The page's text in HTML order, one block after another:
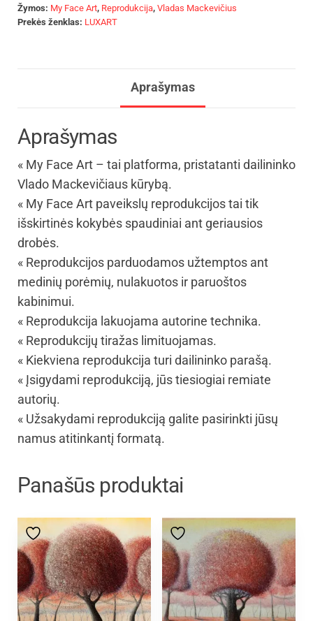
Žymos: My Face Art, Reprodukcija, Vladas Mackevičius
Prekės ženklas: LUXART
Aprašymas
Aprašymas
« My Face Art – tai platforma, pristatanti dailininko
Vlado Mackevičiaus kūrybą.
« My Face Art paveikslų reprodukcijos tai tik
išskirtinės kokybės spaudiniai ant geriausios
drobės.
« Reprodukcijos parduodamos užtemptos ant
medinių porėmių, nulakuotos ir paruoštos
kabinimui.
« Reprodukcija lakuojama autorine technika.
« Reprodukcijų tiražas limituojamas.
« Kiekviena reprodukcija turi dailininko parašą.
« Įsigydami reprodukciją, jūs tiesiogiai remiate
autorių.
« Užsakydami reprodukciją galite pasirinkti jūsų
namus atitinkantį formatą.
Panašūs produktai